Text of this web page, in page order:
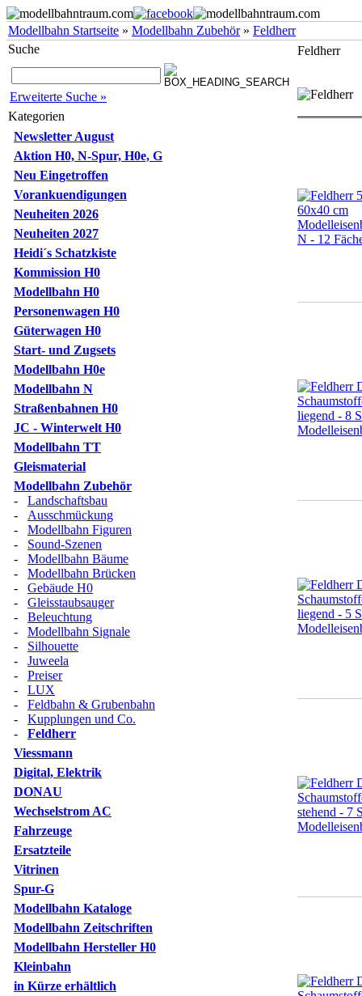
Modellbahn Startseite » Modellbahn Zubehör» Feldherr
Suche
Erweiterte Suche »
Kategorien
Newsletter August
Aktion H0, N-Spur, H0e, G
Neu Eingetroffen
Vorankuendigungen
Neuheiten 2026
Neuheiten 2027
Heidi´s Schatzkiste
Kommission H0
Modellbahn H0
Personenwagen H0
Güterwagen H0
Start- und Zugsets
Modellbahn H0e
Modellbahn N
Straßenbahnen H0
JC - Winterwelt H0
Modellbahn TT
Gleismaterial
Modellbahn Zubehör
- Landschaftsbau
- Ausschmückung
- Modellbahn Figuren
- Sound-Szenen
- Modellbahn Bäume
- Modellbahn Brücken
- Gebäude H0
- Gleisstaubsauger
- Beleuchtung
- Modellbahn Signale
- Silhouette
- Juweela
- Preiser
- LUX
- Feldbahn & Grubenbahn
- Kupplungen und Co.
- Feldherr
Viessmann
Digital, Elektrik
DONAU
Wechselstrom AC
Fahrzeuge
Ersatzteile
Vitrinen
Spur-G
Modellbahn Kataloge
Modellbahn Zeitschriften
Modellbahn Hersteller H0
Kleinbahn
in Kürze erhältlich
Feldherr